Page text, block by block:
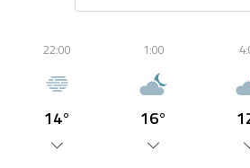
22:00
14°
1:00
16°